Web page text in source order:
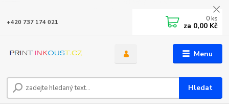
Menu
Hledat
+420 737 174 021 0 ks
za 0,00 Kč